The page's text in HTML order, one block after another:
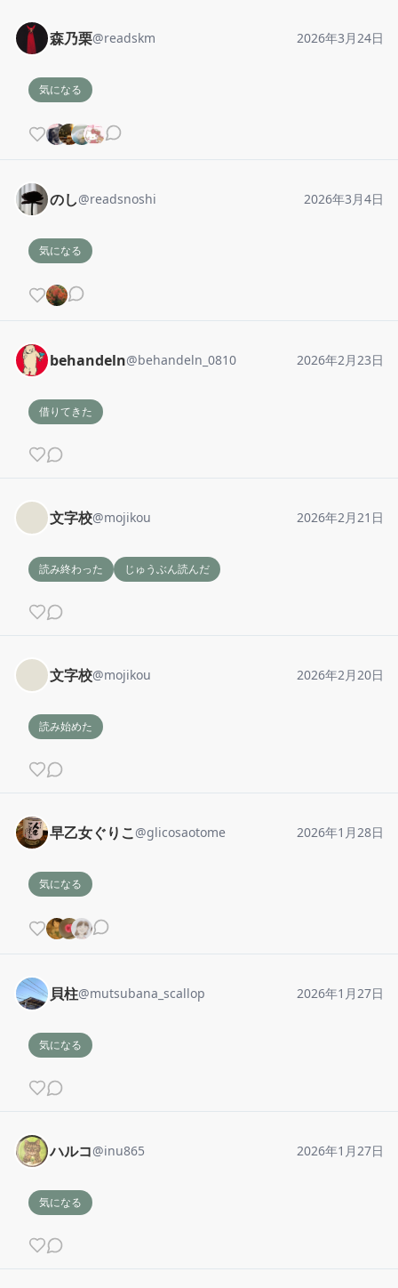
森乃栗@readskm 2026年3月24日
気になる
のし@readsnoshi 2026年3月4日
気になる
behandeln@behandeln_0810 2026年2月23日
借りてきた
文字校@mojikou 2026年2月21日
読み終わった じゅうぶん読んだ
文字校@mojikou 2026年2月20日
読み始めた
早乙女ぐりこ@glicosaotome 2026年1月28日
気になる
貝柱@mutsubana_scallop 2026年1月27日
気になる
ハルコ@inu865 2026年1月27日
気になる